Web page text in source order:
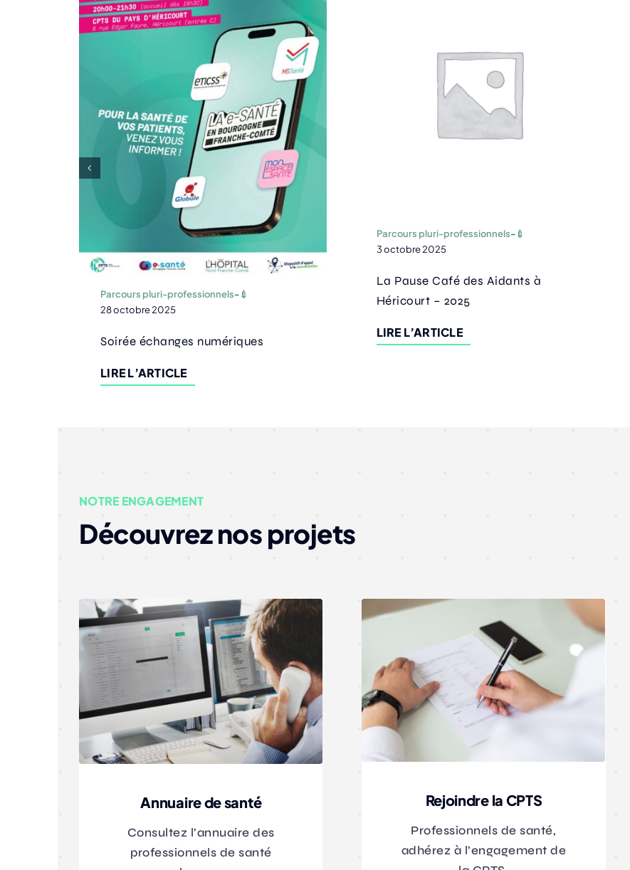
Parcours pluri-professionnels-💉
28 octobre 2025
Soirée échanges numériques
LIRE L’ARTICLE
Parcours pluri-professionnels-💉
3 octobre 2025
La Pause Café des Aidants à
Héricourt – 2025
LIRE L’ARTICLE
NOTRE ENGAGEMENT
Découvrez nos projets
Annuaire de santé
Consultez l’annuaire des
professionnels de santé
Rejoindre la CPTS
Professionnels de santé,
adhérez à l’engagement de